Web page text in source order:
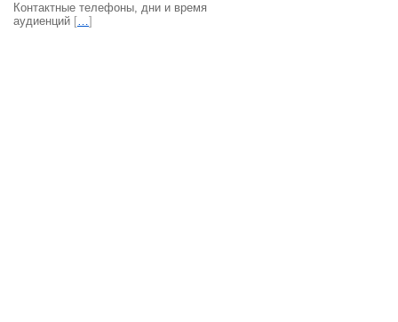
Контактные телефоны, дни и время
аудиенций […]